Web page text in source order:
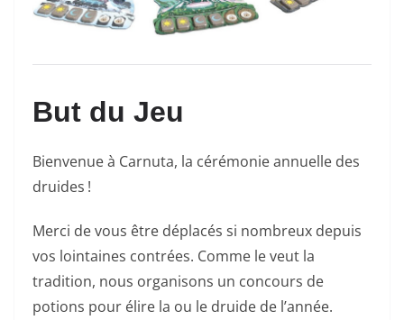
But du Jeu
Bienvenue à Carnuta, la cérémonie annuelle des
druides !
Merci de vous être déplacés si nombreux depuis
vos lointaines contrées. Comme le veut la
tradition, nous organisons un concours de
potions pour élire la ou le druide de l’année.